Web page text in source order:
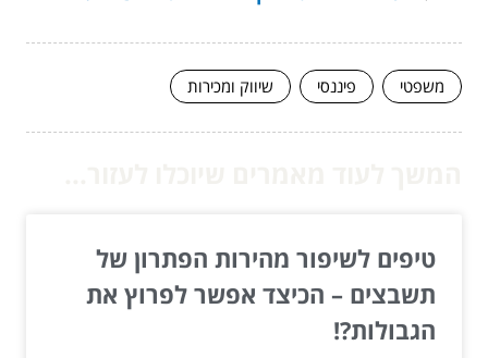
משפטי פיננסי שיווק ומכירות
טיפים לשיפור מהירות הפתרון של
תשבצים – הכיצד אפשר לפרוץ את
הגבולות?!